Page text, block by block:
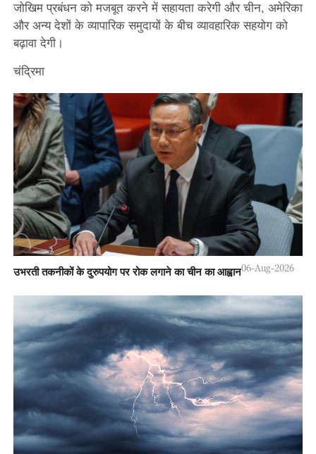
जोखिम प्रबंधन को मजबूत करने में सहायता करेगी और चीन, अमेरिका
और अन्य देशों के व्यापारिक समुदायों के बीच व्यावहारिक सहयोग को
बढ़ावा देगी।
चंद्रिमा
उभरती तकनीकों के दुरुपयोग पर रोक लगाने का चीन का आह्वान06-Aug-2026